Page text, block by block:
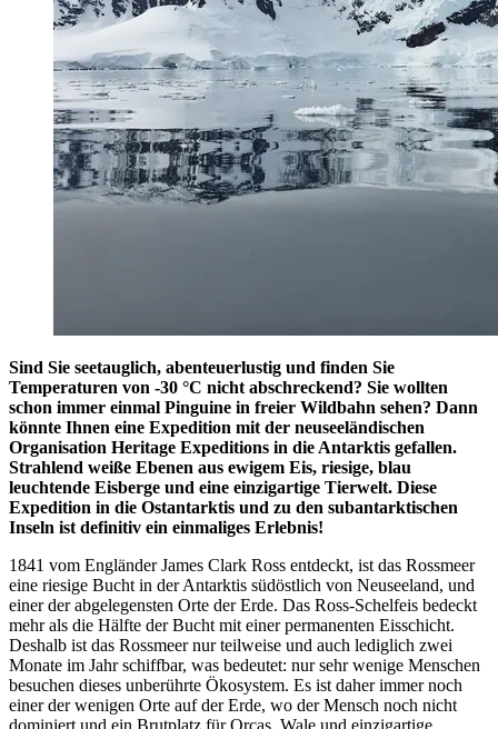
Sind Sie seetauglich, abenteuerlustig und finden Sie
Temperaturen von -30 °C nicht abschreckend? Sie wollten
schon immer einmal Pinguine in freier Wildbahn sehen? Dann
könnte Ihnen eine Expedition mit der neuseeländischen
Organisation Heritage Expeditions in die Antarktis gefallen.
Strahlend weiße Ebenen aus ewigem Eis, riesige, blau
leuchtende Eisberge und eine einzigartige Tierwelt. Diese
Expedition in die Ostantarktis und zu den subantarktischen
Inseln ist definitiv ein einmaliges Erlebnis!
1841 vom Engländer James Clark Ross entdeckt, ist das Rossmeer
eine riesige Bucht in der Antarktis südöstlich von Neuseeland, und
einer der abgelegensten Orte der Erde. Das Ross-Schelfeis bedeckt
mehr als die Hälfte der Bucht mit einer permanenten Eisschicht.
Deshalb ist das Rossmeer nur teilweise und auch lediglich zwei
Monate im Jahr schiffbar, was bedeutet: nur sehr wenige Menschen
besuchen dieses unberührte Ökosystem. Es ist daher immer noch
einer der wenigen Orte auf der Erde, wo der Mensch noch nicht